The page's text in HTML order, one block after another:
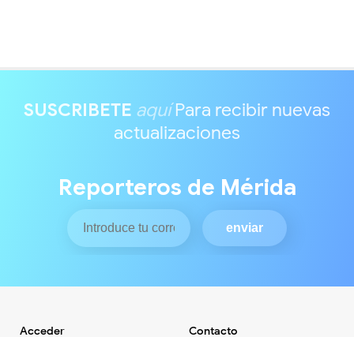
SUSCRIBETE aquíPara recibir nuevas
actualizaciones
Reporteros de Mérida
Acceder Contacto